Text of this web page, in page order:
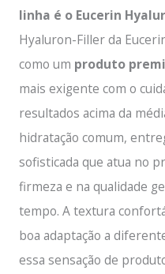
linha é o Eucerin
Hyaluron-Filler da
como um produto
mais exigente com o
resultados acima da
hidratação comum,
sofisticada que atua no
firmeza e na qualidade
tempo. A textura
boa adaptação a
essa sensação de